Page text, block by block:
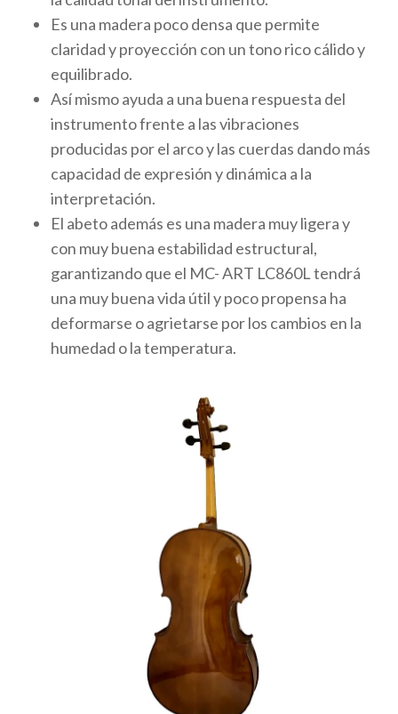
Es una madera poco densa que permite
claridad y proyección con un tono rico cálido y
equilibrado.
Así mismo ayuda a una buena respuesta del
instrumento frente a las vibraciones
producidas por el arco y las cuerdas dando más
capacidad de expresión y dinámica a la
interpretación.
El abeto además es una madera muy ligera y
con muy buena estabilidad estructural,
garantizando que el MC- ART LC860L tendrá
una muy buena vida útil y poco propensa ha
deformarse o agrietarse por los cambios en la
humedad o la temperatura.